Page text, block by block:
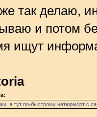
так делаю,
и потом
ищут
я тут по-быстрому натюрморт с